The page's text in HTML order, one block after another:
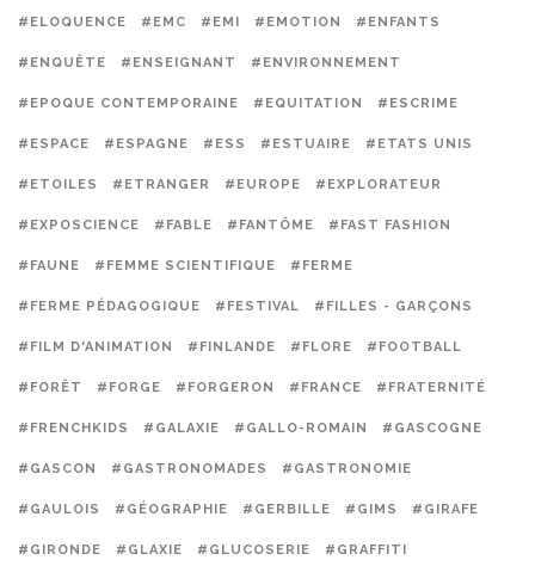
#ELOQUENCE #EMC #EMI #EMOTION #ENFANTS
#ENQUÊTE #ENSEIGNANT #ENVIRONNEMENT
#EPOQUE CONTEMPORAINE #EQUITATION #ESCRIME
#ESPACE #ESPAGNE #ESS #ESTUAIRE #ETATS UNIS
#ETOILES #ETRANGER #EUROPE #EXPLORATEUR
#EXPOSCIENCE #FABLE #FANTÔME #FAST FASHION
#FAUNE #FEMME SCIENTIFIQUE #FERME
#FERME PÉDAGOGIQUE #FESTIVAL #FILLES - GARÇONS
#FILM D'ANIMATION #FINLANDE #FLORE #FOOTBALL
#FORÊT #FORGE #FORGERON #FRANCE #FRATERNITÉ
#FRENCHKIDS #GALAXIE #GALLO-ROMAIN #GASCOGNE
#GASCON #GASTRONOMADES #GASTRONOMIE
#GAULOIS #GÉOGRAPHIE #GERBILLE #GIMS #GIRAFE
#GIRONDE #GLAXIE #GLUCOSERIE #GRAFFITI